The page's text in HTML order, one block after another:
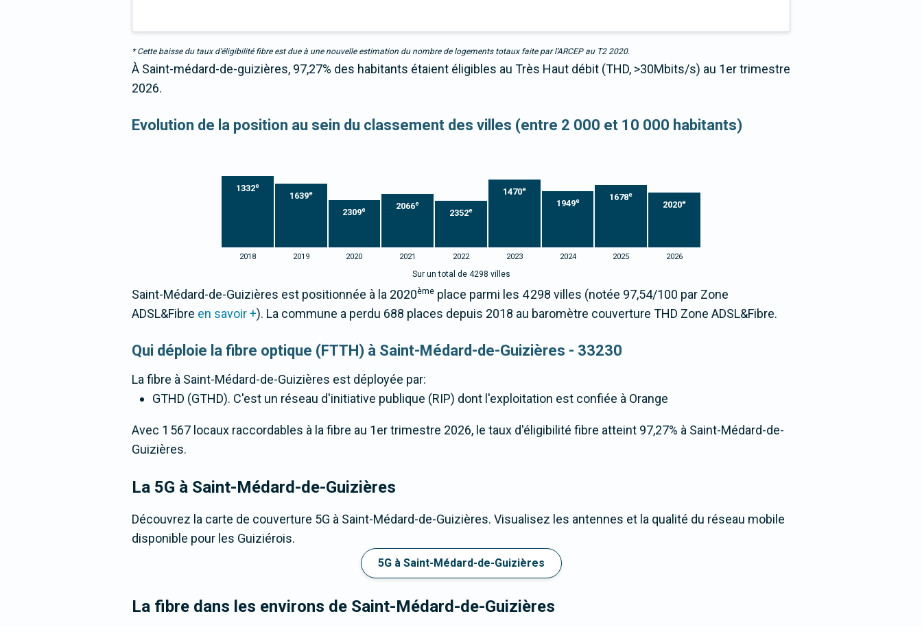
* Cette baisse du taux d’éligibilité fibre est due à une nouvelle estimation du nombre de logements totaux faite par l’ARCEP au T2 2020.
À Saint-médard-de-guizières, 97,27% des habitants étaient éligibles au Très Haut débit (THD, >30Mbits/s) au 1er trimestre
2026.
Evolution de la position au sein du classement des villes (entre 2 000 et 10 000 habitants)
1332e
1639e
2309e 2066e
2352e
1470e
1949e 1678e
2020e
2018 2019 2020 2021 2022 2023 2024 2025 2026
Sur un total de 4298 villes
Saint-Médard-de-Guizières est positionnée à la 2020ème place parmi les 4 298 villes (notée 97,54/100 par Zone
ADSL&Fibre en savoir +). La commune a perdu 688 places depuis 2018 au baromètre couverture THD Zone ADSL&Fibre.
Qui déploie la fibre optique (FTTH) à Saint-Médard-de-Guizières - 33230
La fibre à Saint-Médard-de-Guizières est déployée par:
GTHD (GTHD). C'est un réseau d'initiative publique (RIP) dont l'exploitation est confiée à Orange
Avec 1 567 locaux raccordables à la fibre au 1er trimestre 2026, le taux d'éligibilité fibre atteint 97,27% à Saint-Médard-de-
Guizières.
La 5G à Saint-Médard-de-Guizières
Découvrez la carte de couverture 5G à Saint-Médard-de-Guizières. Visualisez les antennes et la qualité du réseau mobile
disponible pour les Guiziérois.
5G à Saint-Médard-de-Guizières
La fibre dans les environs de Saint-Médard-de-Guizières